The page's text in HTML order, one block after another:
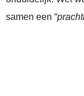
samen een “